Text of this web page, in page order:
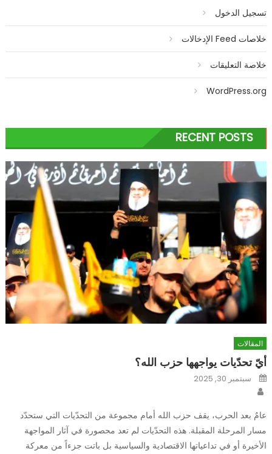
تسجيل الدخول
خلاصات Feed الإدخالات
خلاصة التعليقات
WordPress.org
RECENT POSTS
المقالات
أيّ تحدّيات يواجهها حزب الله؟
Posted
onسبتمبر 30, 2025
عامٌ بعد الحرب، يقف حزب الله أمام مجموعة من التحدّيات التي ستحدّد
مسار المرحلة المقبلة. هذه التحدّيات لم تعد محصورة في آثار المواجهة
الأخيرة أو في تداعياتها الاقتصادية والسياسية بل باتت جزءاً من معركة